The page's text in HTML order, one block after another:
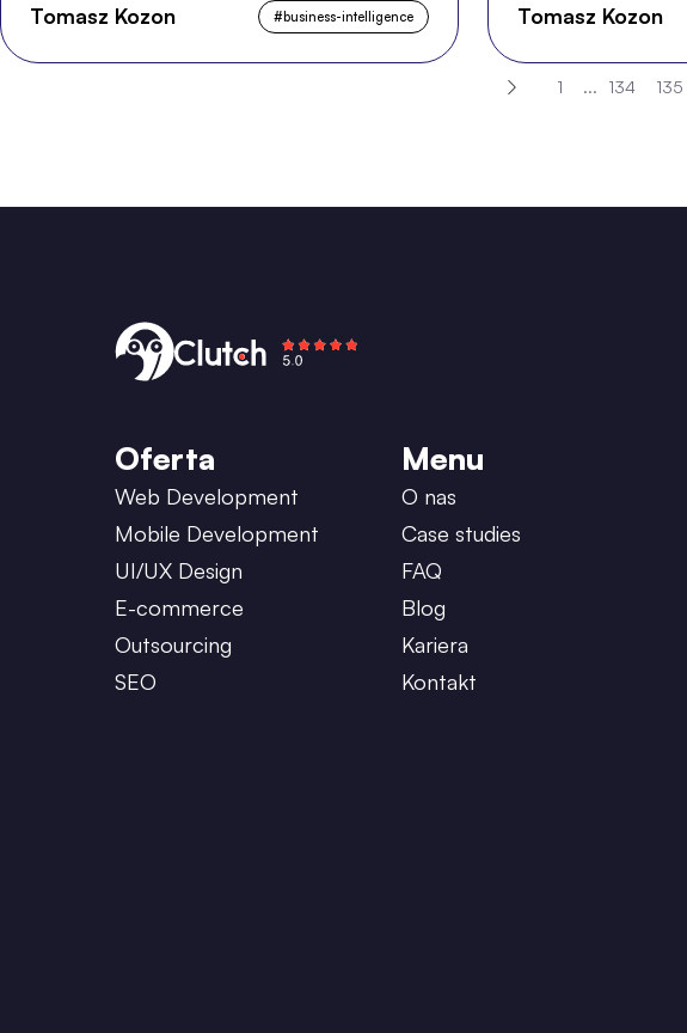
Tomasz Kozon #business-intelligence Tomasz Kozon
1 ... 134 135
Oferta
Web Development
Mobile Development
UI/UX Design
E-commerce
Outsourcing
SEO
Menu
O nas
Case studies
FAQ
Blog
Kariera
Kontakt